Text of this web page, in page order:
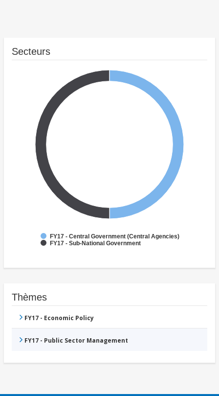
Secteurs
FY17 - Central Government (Central Agencies)
FY17 - Sub-National Government
Thèmes
FY17 - Economic Policy
FY17 - Public Sector Management